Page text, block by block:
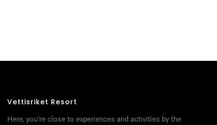
Vettisriket Resort
Here, you’re close to experiences and activities by the